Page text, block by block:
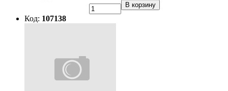
В корзину
Код: 107138